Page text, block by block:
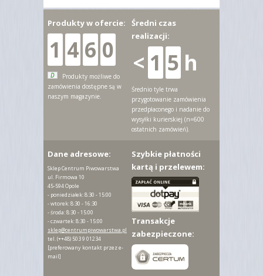
Produkty w ofercie:
1 4 6 0
D
Produkty możliwe do
zamówienia dostępne są w
naszym magazynie.
Średni czas
realizacji:
< 1 5 h
Średnio tyle trwa
przygotowanie zamówienia
przedpłaconego i nadanie do
wysyłki kurierskiej (n=600
ostatnich zamówień).
Dane adresowe:
Sklep Centrum Piwowarstwa
ul. Firmowa 10
45-594 Opole
- poniedziałek: 8:30 - 15:00
- wtorek: 8:30 - 16:30
- środa: 8:30 - 15:00
- czwartek: 8:30 - 15:00
sklep@centrumpiwowarstwa.pl
tel.(++48) 503 9 01234
[preferowany kontakt przez e-
mail]
Szybkie płatności
kartą i przelewem:
Transakcje
zabezpieczone: